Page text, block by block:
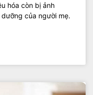
hóa còn bị ảnh
của người mẹ.